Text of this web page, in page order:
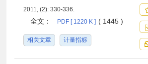
2011, (2): 330-336.
全文： PDF [ 1220 K ] ( 1445 )
相关文章 计量指标